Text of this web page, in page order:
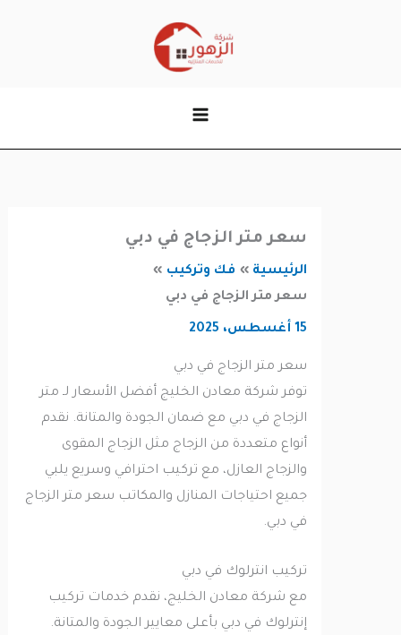
سعر متر الزجاج في دبي
الرئيسية
فك وتركيب
سعر متر الزجاج في دبي
سعر متر الزجاج في دبي
توفر شركة معادن الخليج أفضل الأسعار لـ متر
الزجاج في دبي مع ضمان الجودة والمتانة. نقدم
أنواع متعددة من الزجاج مثل الزجاج المقوى
والزجاج العازل، مع تركيب احترافي وسريع يلبي
جميع احتياجات المنازل والمكاتب سعر متر الزجاج
في دبي.
تركيب انترلوك في دبي
مع شركة معادن الخليج، نقدم خدمات تركيب
إنترلوك في دبي بأعلى معايير الجودة والمتانة.